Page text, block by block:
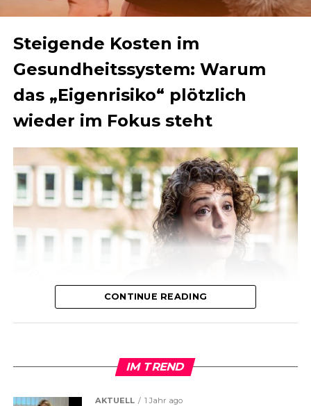
Steigende Kosten im
Gesundheitssystem: Warum
das „Eigenrisiko“ plötzlich
wieder im Fokus steht
CONTINUE READING
IM TREND
AKTUELL 1 Jahr ago